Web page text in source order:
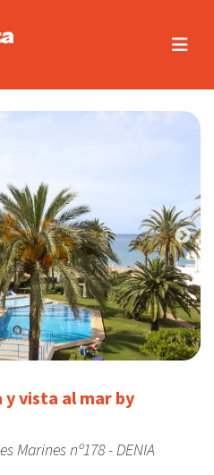
vista al mar by
Marines nº178 - DENIA